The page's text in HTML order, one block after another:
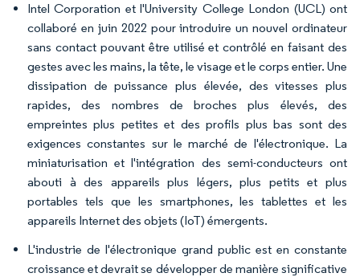
Intel Corporation et l'University College London (UCL) ont
collaboré en juin 2022 pour introduire un nouvel ordinateur
sans contact pouvant être utilisé et contrôlé en faisant des
gestes avec les mains, la tête, le visage et le corps entier. Une
dissipation de puissance plus élevée, des vitesses plus
rapides, des nombres de broches plus élevés, des
empreintes plus petites et des profils plus bas sont des
exigences constantes sur le marché de l'électronique. La
miniaturisation et l'intégration des semi-conducteurs ont
abouti à des appareils plus légers, plus petits et plus
portables tels que les smartphones, les tablettes et les
appareils Internet des objets (IoT) émergents.
L'industrie de l'électronique grand public est en constante
croissance et devrait se développer de manière significative